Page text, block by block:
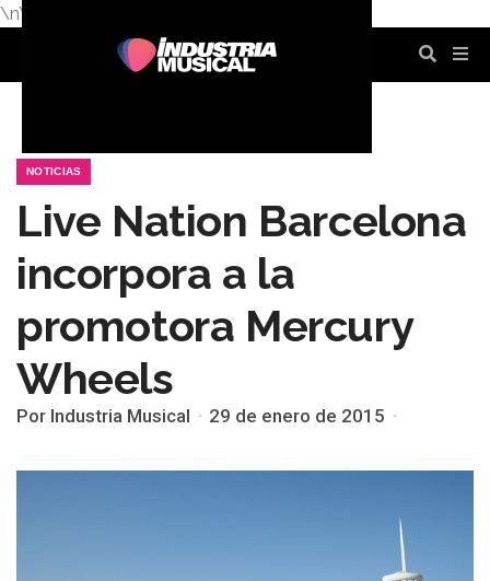
\n\n
NOTICIAS
Live Nation Barcelona
incorpora a la
promotora Mercury
Wheels
Por Industria Musical 29 de enero de 2015